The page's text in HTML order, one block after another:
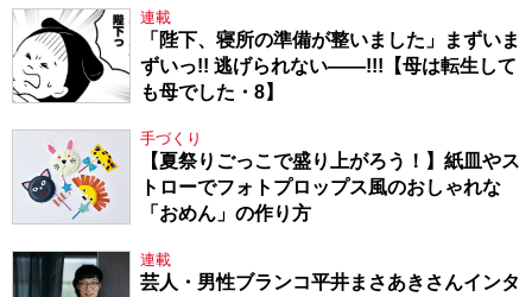
連載
「陛下、寝所の準備が整いました」まずいま
ずいっ!! 逃げられない――!!!【母は転生して
も母でした・8】
手づくり
【夏祭りごっこで盛り上がろう！】紙皿やス
トローでフォトプロップス風のおしゃれな
「おめん」の作り方
連載
芸人・男性ブランコ平井まさあきさんインタ